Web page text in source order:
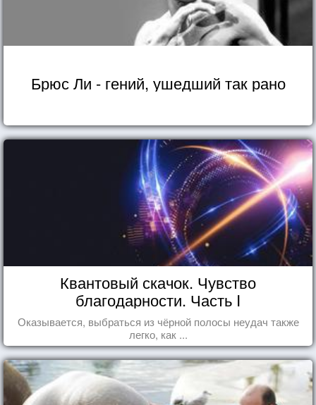
Брюс Ли - гений, ушедший так рано
Квантовый скачок. Чувство
благодарности. Часть I
Оказывается, выбраться из чёрной полосы неудач также
легко, как ...